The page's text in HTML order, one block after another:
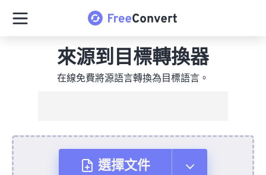
來源到目標轉換器
在線免費將源語言轉換為目標語言。
選擇文件